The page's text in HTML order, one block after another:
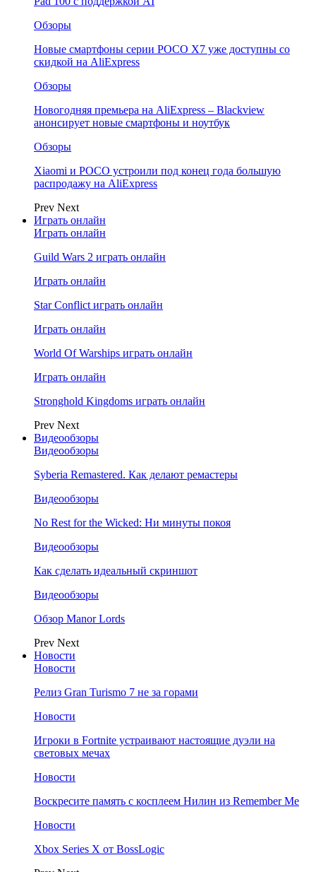
Обзоры
Новые смартфоны серии POCO X7 уже доступны со
скидкой на AliExpress
Обзоры
Новогодняя премьера на AliExpress – Blackview
анонсирует новые смартфоны и ноутбук
Обзоры
Xiaomi и POCO устроили под конец года большую
распродажу на AliExpress
Prev Next
Играть онлайн
Играть онлайн
Guild Wars 2 играть онлайн
Играть онлайн
Star Conflict играть онлайн
Играть онлайн
World Of Warships играть онлайн
Играть онлайн
Stronghold Kingdoms играть онлайн
Prev Next
Видеообзоры
Видеообзоры
Syberia Remastered. Как делают ремастеры
Видеообзоры
No Rest for the Wicked: Ни минуты покоя
Видеообзоры
Как сделать идеальный скриншот
Видеообзоры
Обзор Manor Lords
Prev Next
Новости
Новости
Релиз Gran Turismo 7 не за горами
Новости
Игроки в Fortnite устраивают настоящие дуэли на
световых мечах
Новости
Воскресите память с косплеем Нилин из Remember Me
Новости
Xbox Series X от BossLogic